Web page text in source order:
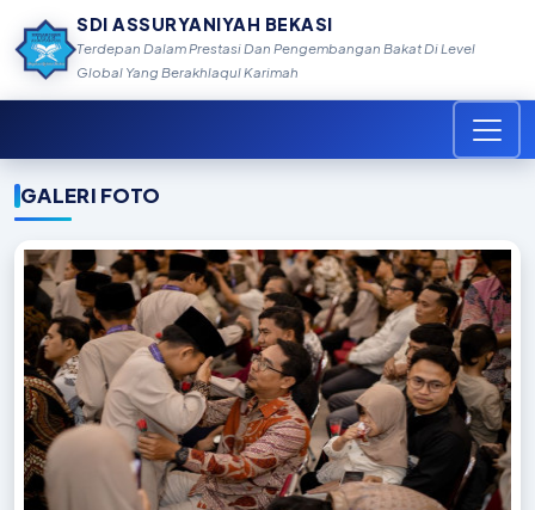
SDI ASSURYANIYAH BEKASI
Terdepan Dalam Prestasi Dan Pengembangan Bakat Di Level
Global Yang Berakhlaqul Karimah
GALERI FOTO